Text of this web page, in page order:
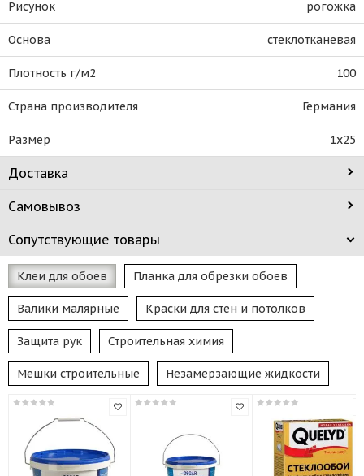
Рисунок рогожка
Основа стеклотканевая
Плотность г/м2 100
Страна производителя Германия
Размер 1х25
Доставка
Самовывоз
Сопутствующие товары
Клеи для обоев Планка для обрезки обоев
Валики малярные Краски для стен и потолков
Защита рук Строительная химия
Мешки строительные Незамерзающие жидкости